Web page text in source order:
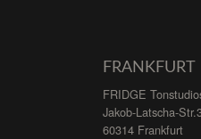
FRANKFURT
FRIDGE
Jakob-Latscha-
60314 Frankfurt